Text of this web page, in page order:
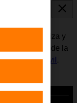
que se utiliza y
los servicios de la
en el móvil .